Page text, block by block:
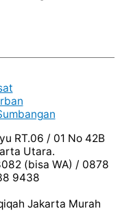
RT.06 / 01 No 42B
Utara.
(bisa WA) / 0878
9438
Jakarta Murah